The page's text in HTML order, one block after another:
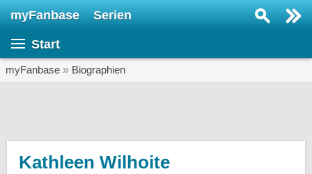
myFanbase Serien
Start
myFanbase » Biographien
Kathleen Wilhoite